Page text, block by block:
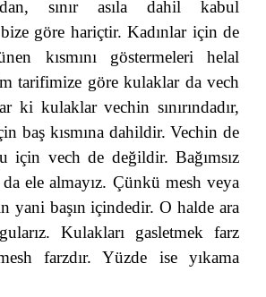
sınır asıla dahil kabul
göre hariçtir. Kadınlar için de
kısmını göstermeleri helal
tarifimize göre kulaklar da vech
ki kulaklar vechin sınırındadır,
baş kısmına dahildir. Vechin de
için vech de değildir. Bağımsız
ele almayız. Çünkü mesh veya
yani başın içindedir. O halde ara
Kulakları gasletmek farz
farzdır. Yüzde ise yıkama